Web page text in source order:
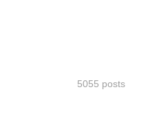
5055 posts